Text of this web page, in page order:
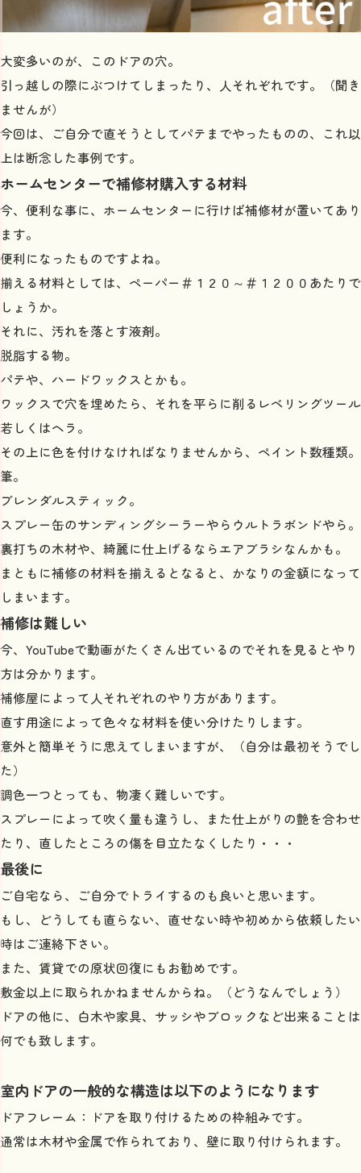
大変多いのが、このドアの穴。
引っ越しの際にぶつけてしまったり、人それぞれです。（聞き
ませんが）
今回は、ご自分で直そうとしてパテまでやったものの、これ以
上は断念した事例です。
ホームセンターで補修材購入する材料
今、便利な事に、ホームセンターに行けば補修材が置いてあり
ます。
便利になったものですよね。
揃える材料としては、ペーパー＃１２０～＃１２００あたりで
しょうか。
それに、汚れを落とす液剤。
脱脂する物。
パテや、ハードワックスとかも。
ワックスで穴を埋めたら、それを平らに削るレベリングツール
若しくはヘラ。
その上に色を付けなければなりませんから、ペイント数種類。
筆。
ブレンダルスティック。
スプレー缶のサンディングシーラーやらウルトラボンドやら。
裏打ちの木材や、綺麗に仕上げるならエアブラシなんかも。
まともに補修の材料を揃えるとなると、かなりの金額になって
しまいます。
補修は難しい
今、YouTubeで動画がたくさん出ているのでそれを見るとやり
方は分かります。
補修屋によって人それぞれのやり方があります。
直す用途によって色々な材料を使い分けたりします。
意外と簡単そうに思えてしまいますが、（自分は最初そうでし
た）
調色一つとっても、物凄く難しいです。
スプレーによって吹く量も違うし、また仕上がりの艶を合わせ
たり、直したところの傷を目立たなくしたり・・・
最後に
ご自宅なら、ご自分でトライするのも良いと思います。
もし、どうしても直らない、直せない時や初めから依頼したい
時はご連絡下さい。
また、賃貸での原状回復にもお勧めです。
敷金以上に取られかねませんからね。（どうなんでしょう）
ドアの他に、白木や家具、サッシやブロックなど出来ることは
何でも致します。
室内ドアの一般的な構造は以下のようになります
ドアフレーム：ドアを取り付けるための枠組みです。
通常は木材や金属で作られており、壁に取り付けられます。